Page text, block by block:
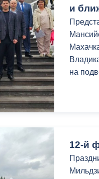
документов
планирования
Порядок
действий органов
самоуправления
Выборы 2026
и
на
12-й